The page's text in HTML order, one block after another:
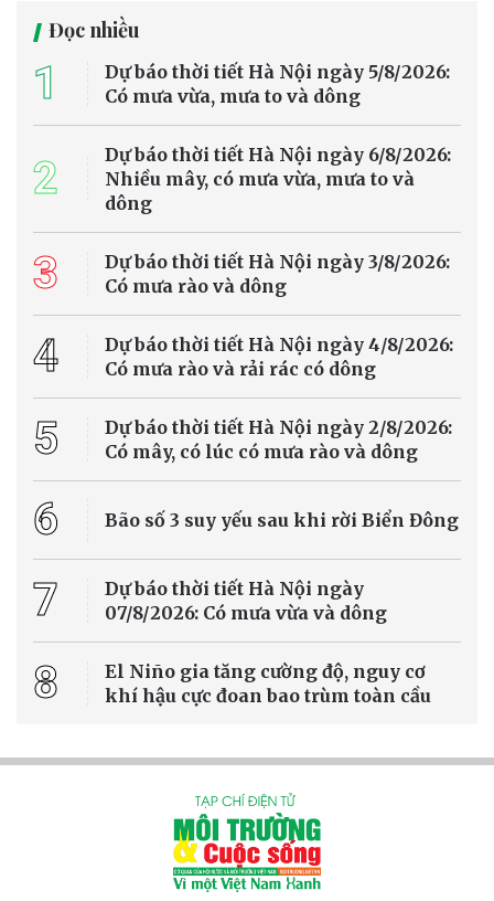
Một công ty công nghệ khí hậu tại Tây Ban Nha vừa giới thiệu thiết
bị có khả năng tạo tới 500 lít nước mỗi ngày từ không khí, kể cả ở
những khu vực khô hạn. Công nghệ mới được kỳ vọng góp phần
giải quyết tình trạng thiếu nước ngày càng nghiêm trọng do biến
đổi khí hậu, dù vẫn cần thêm thời gian để kiểm chứng hiệu quả thực
Tin Quốc tế
tốc thi công trước sức ép xử lý rác
Dự án Nhà máy điện rác Bỉm Sơn (Thanh Hóa) vẫn còn nhiều hạng
mục thi công chậm so với kế hoạch, trong khi nhu cầu xử lý rác thải
trên địa bàn ngày càng cấp bách. Chính quyền địa phương đang
tăng cường kiểm tra, đôn đốc chủ đầu tư đẩy nhanh tiến độ để sớm
đưa dự án vào vận hành.
Mưa kéo dài gây sạt lở nghiêm trọng tại
nhiều địa phương ở Lào Cai